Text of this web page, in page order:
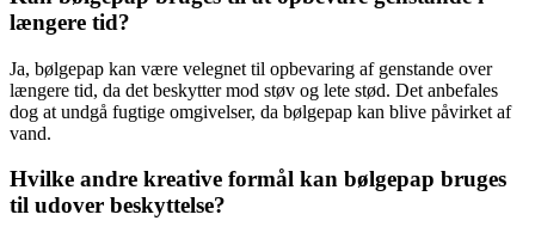
længere tid?
Ja, bølgepap kan være velegnet til opbevaring af genstande over
længere tid, da det beskytter mod støv og lete stød. Det anbefales
dog at undgå fugtige omgivelser, da bølgepap kan blive påvirket af
vand.
Hvilke andre kreative formål kan bølgepap bruges
til udover beskyttelse?